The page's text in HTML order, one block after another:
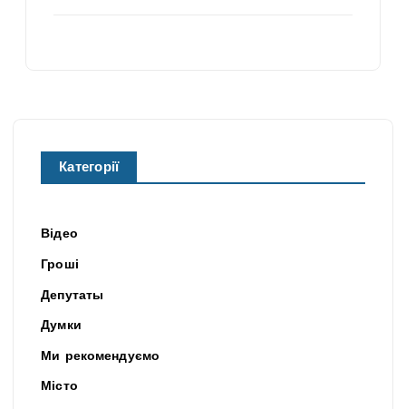
Категорії
Відео
Гроші
Депутаты
Думки
Ми рекомендуємо
Місто